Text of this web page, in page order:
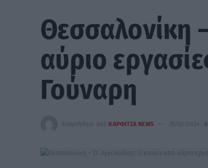
Θεσσαλονίκη
αύριο
Γούναρη
Αναρτήθηκε από ΚΑΡΦΙΤΣΑ NEWS 19/02/2024